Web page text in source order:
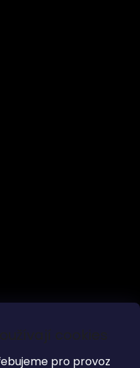
cookies
pro provoz